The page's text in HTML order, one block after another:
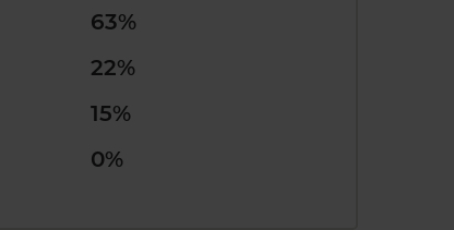
63%
22%
15%
0%